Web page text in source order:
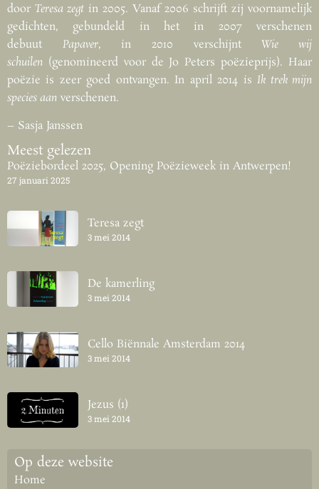
door Teresa zegt in 2005. Vanaf 2006 schrijft zij voornamelijk
gedichten, gebundeld in het in 2007 verschenen
debuut Papaver, in 2010 verschijntWie wij
schuilen (genomineerd voor de Jo Peters poëzieprijs). Haar
poëzie is zeer goed ontvangen. In april 2014 isIk trek mijn
species aan verschenen.
– Sasja Janssen
Meest gelezen
Poëziebordeel 2025, Opening Poëzieweek in Antwerpen!
27 januari 2025
Teresa zegt
3 mei 2014
De kamerling
3 mei 2014
Cello Biënnale Amsterdam 2014
3 mei 2014
Jezus (1)
3 mei 2014
Op deze website
Home